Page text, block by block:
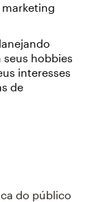
hobbies
interesses
de
do público